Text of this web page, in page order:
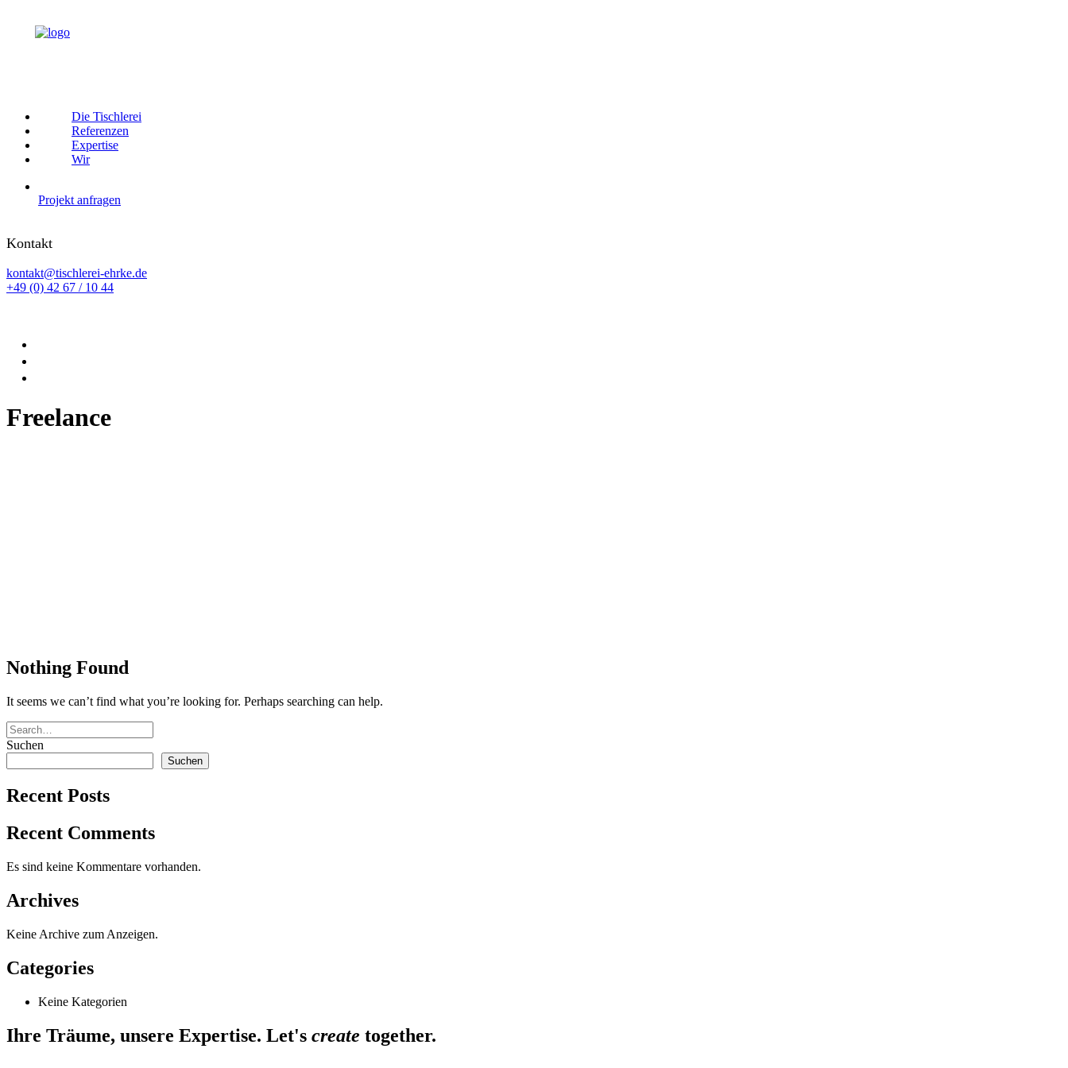
Die Tischlerei
Referenzen
Expertise
Wir
Projekt anfragen
Kontakt
kontakt@tischlerei-ehrke.de
+49 (0) 42 67 / 10 44
Freelance
Nothing Found
It seems we can’t find what you’re looking for. Perhaps searching can help.
Suchen
Suchen
Recent Posts
Recent Comments
Es sind keine Kommentare vorhanden.
Archives
Keine Archive zum Anzeigen.
Categories
Keine Kategorien
Ihre Träume, unsere Expertise. Let's create together.